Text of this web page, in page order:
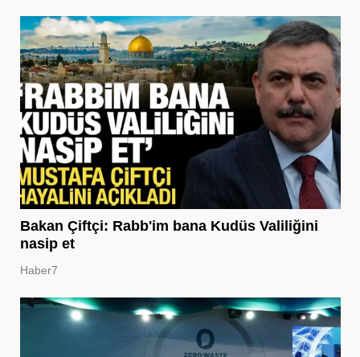
Bakan Çiftçi: Rabb'im bana Kudüs Valiliğini
nasip et
Haber7